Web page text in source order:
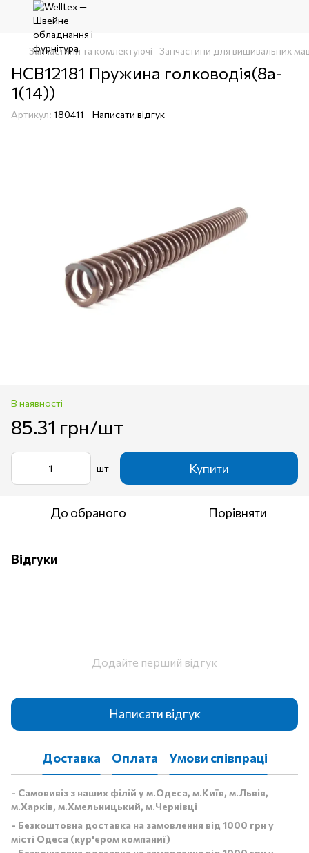
Запчастини та комлектуючі Запчастини для вишивальних
HCB12181 Пружина голководія(8a-
1(14))
Артикул: 180411 Написати відгук
В наявності
85.31 грн/шт
шт Купити
До обраного Порівняти
Відгуки
Додайте перший відгук
Написати відгук
Доставка Оплата Умови співпраці
- Самовивіз з наших філій у м.Одеса, м.Київ, м.Львів,
м.Харків, м.Хмельницький, м.Чернівці
- Безкоштовна доставка на замовлення від 1000 грн у
місті Одеса (кур'єром компаниї)